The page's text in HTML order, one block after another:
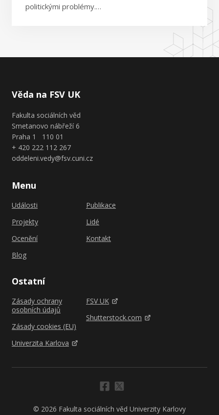
politickými problémy.…
Věda na FSV UK
Fakulta sociálních věd
Smetanovo nábřeží 6
Praha 1 110 01
+ 420 222 112 267
oddeleni.vedy@fsv.cuni.cz
Menu
Události
Projekty
Ocenění
Blog
Publikace
Lidé
Kontakt
Ostatní
Zásady ochrany
osobních údajů
Zásady cookies (EU)
Univerzita Karlova
FSV UK
Shutterstock.com
© 2026 Fakulta sociálních věd Univerzity Karlovy